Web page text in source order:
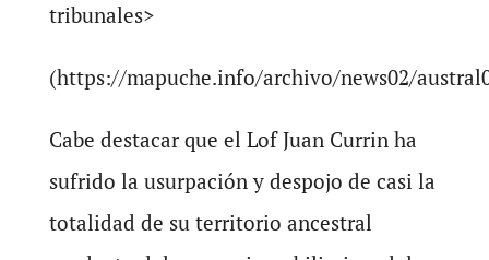
tribunales>
(https://mapuche.info/archivo/news02/
Cabe destacar que el Lof Juan Currin ha
sufrido la usurpación y despojo de casi la
totalidad de su territorio ancestral